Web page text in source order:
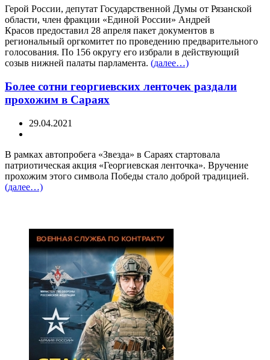
Герой России, депутат Государственной Думы от Рязанской
области, член фракции «Единой России» Андрей
Красов предоставил 28 апреля пакет документов в
региональный оргкомитет по проведению предварительного
голосования. По 156 округу его избрали в действующий
созыв нижней палаты парламента. (далее…)
Более сотни георгиевских ленточек раздали
прохожим в Сараях
29.04.2021
В рамках автопробега «Звезда» в Сараях стартовала
патриотическая акция «Георгиевская ленточка». Вручение
прохожим этого символа Победы стало доброй традицией.
(далее…)